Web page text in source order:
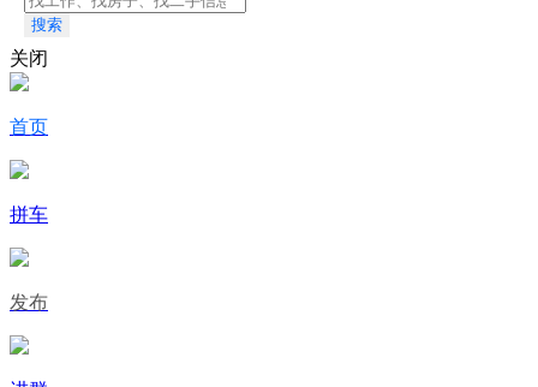
搜索
关闭
首页
拼车
发布